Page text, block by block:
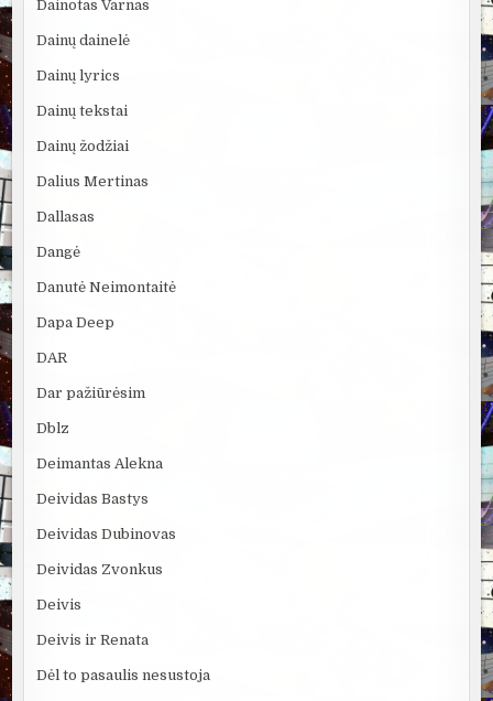
Dainotas Varnas
Dainų dainelė
Dainų lyrics
Dainų tekstai
Dainų žodžiai
Dalius Mertinas
Dallasas
Dangė
Danutė Neimontaitė
Dapa Deep
DAR
Dar pažiūrėsim
Dblz
Deimantas Alekna
Deividas Bastys
Deividas Dubinovas
Deividas Zvonkus
Deivis
Deivis ir Renata
Dėl to pasaulis nesustoja